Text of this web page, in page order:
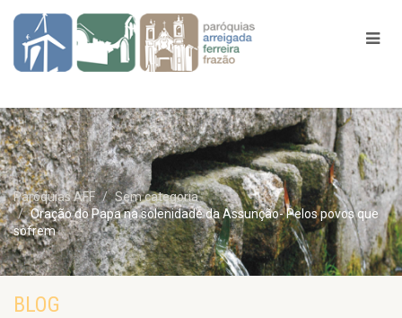
Paróquias AFF
Sem categoria
Oração do Papa na solenidade da Assunção- Pelos povos que
sofrem
BLOG